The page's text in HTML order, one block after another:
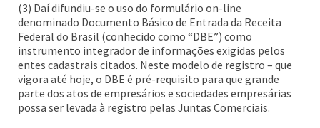
(3) Daí difundiu-se o uso do formulário on-line
denominado Documento Básico de Entrada da Receita
Federal do Brasil (conhecido como “DBE”) como
instrumento integrador de informações exigidas pelos
entes cadastrais citados. Neste modelo de registro – que
vigora até hoje, o DBE é pré-requisito para que grande
parte dos atos de empresários e sociedades empresárias
possa ser levada à registro pelas Juntas Comerciais.